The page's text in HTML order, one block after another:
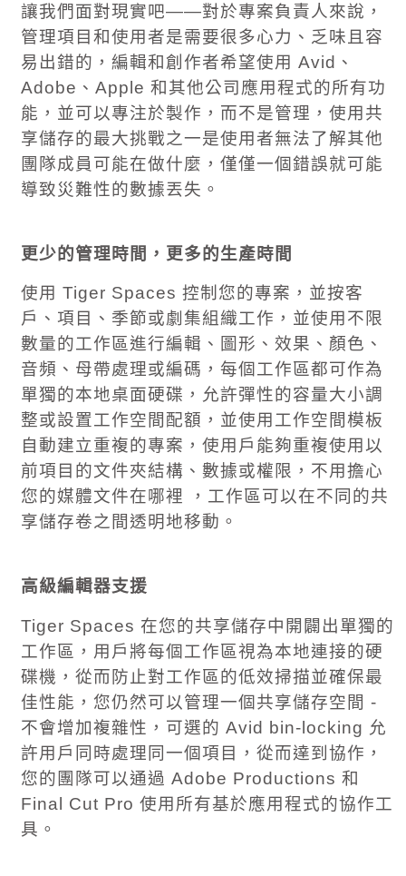
讓我們面對現實吧——對於專案負責人來說，
管理項目和使用者是需要很多心力、乏味且容
易出錯的，編輯和創作者希望使用 Avid 、
Adobe 、 Apple 和其他公司應用程式的所有功
能，並可以專注於製作，而不是管理，使用共
享儲存的最大挑戰之一是使用者無法了解其他
團隊成員可能在做什麼，僅僅一個錯誤就可能
導致災難性的數據丟失。
更少的管理時間，更多的生產時間
使用 Tiger Spaces 控制您的專案，並按客
戶、項目、季節或劇集組織工作，並使用不限
數量的工作區進行編輯、圖形、效果、顏色、
音頻、母帶處理或編碼，每個工作區都可作為
單獨的本地桌面硬碟，允許彈性的容量大小調
整或設置工作空間配額，並使用工作空間模板
自動建立重複的專案，使用戶能夠重複使用以
前項目的文件夾結構、數據或權限，不用擔心
您的媒體文件在哪裡 ，工作區可以在不同的共
享儲存卷之間透明地移動。
高級編輯器支援
Tiger Spaces 在您的共享儲存中開闢出單獨的
工作區，用戶將每個工作區視為本地連接的硬
碟機，從而防止對工作區的低效掃描並確保最
佳性能，您仍然可以管理一個共享儲存空間 -
不會增加複雜性，可選的 Avid bin-locking 允
許用戶同時處理同一個項目，從而達到協作，
您的團隊可以通過 Adobe Productions 和
Final Cut Pro 使用所有基於應用程式的協作工
具。